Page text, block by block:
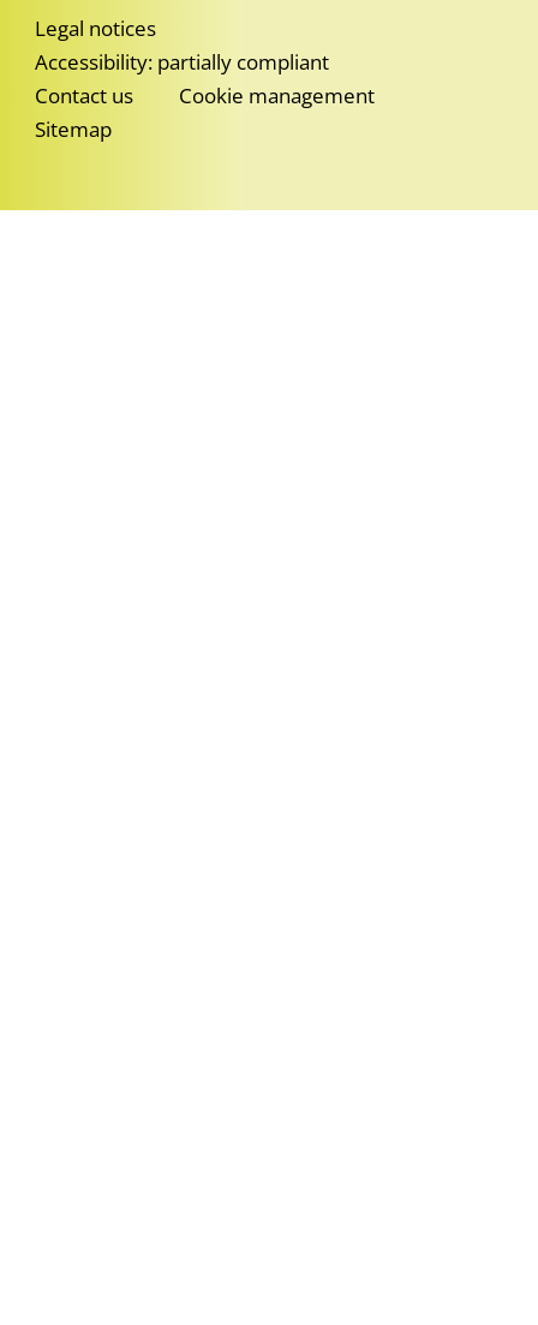
Legal notices
Accessibility: partially compliant
Contact us
Cookie management
Sitemap